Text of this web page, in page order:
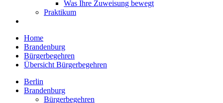
Was Ihre Zuweisung bewegt
Praktikum
Home
Brandenburg
Bürgerbegehren
Übersicht Bürgerbegehren
Berlin
Brandenburg
Bürgerbegehren